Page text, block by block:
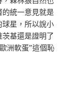
統一意見就是
星，所以說小
基還是證明了
洲軟蛋”這個恥